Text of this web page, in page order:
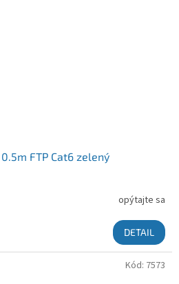
FTP Cat6 zelený
opýtajte sa
DETAIL
Kód: 7573